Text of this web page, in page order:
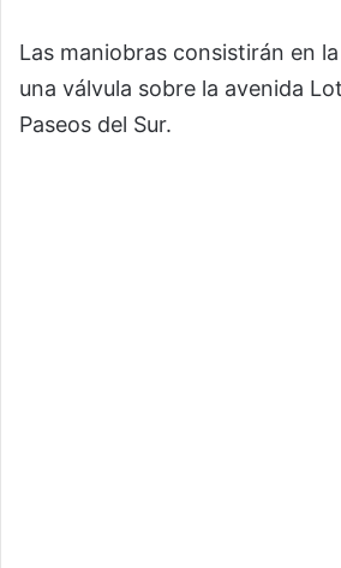
Las maniobras consistirán en
una válvula sobre la avenida
Paseos del Sur.